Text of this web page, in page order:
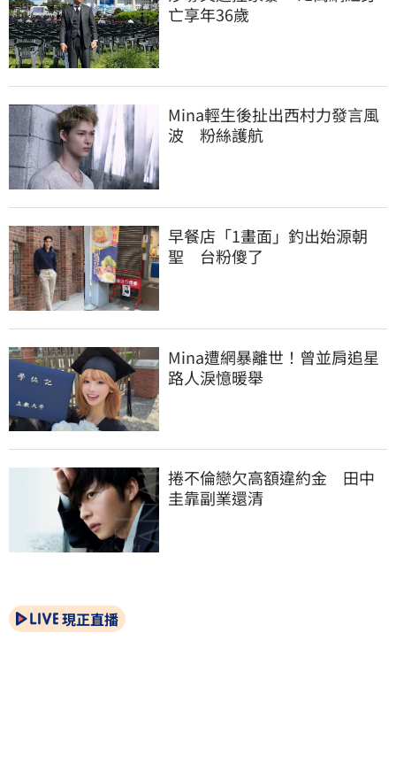
亡享年36歲
Mina輕生後扯出西村力發言風
波　粉絲護航
早餐店「1畫面」釣出始源朝
聖　台粉傻了
Mina遭網暴離世！曾並肩追星
路人淚憶暖舉
捲不倫戀欠高額違約金　田中
圭靠副業還清
現正直播